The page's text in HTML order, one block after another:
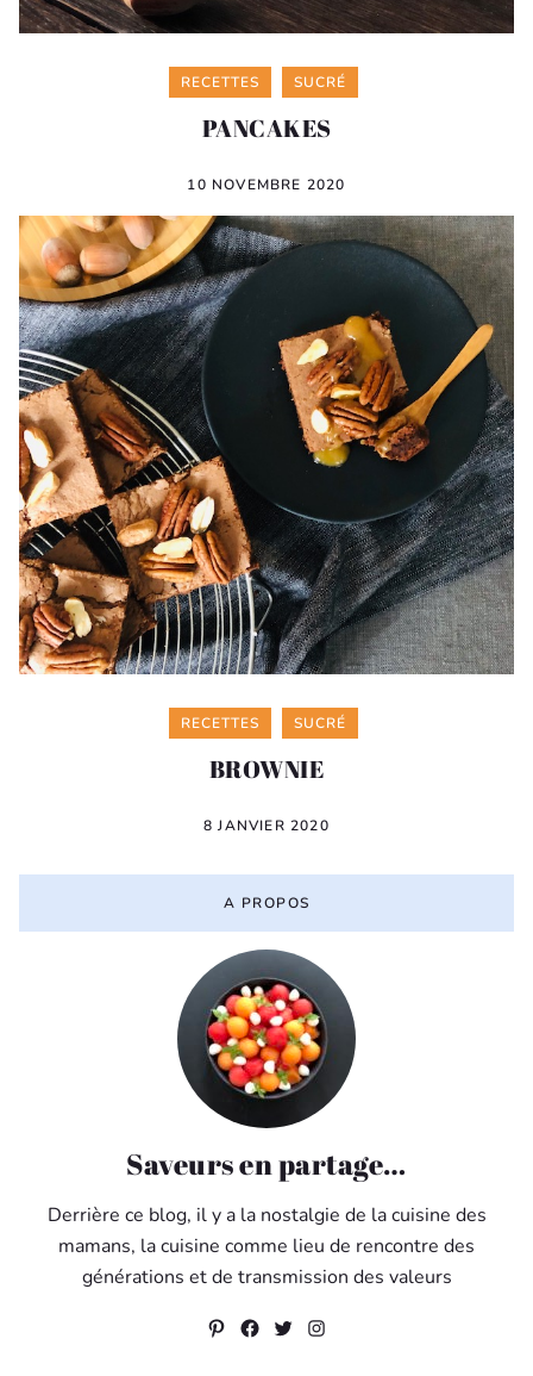
Categories
RECETTES SUCRÉ
PANCAKES
10 NOVEMBRE 2020
Categories
RECETTES SUCRÉ
BROWNIE
8 JANVIER 2020
A PROPOS
Saveurs en partage…
Derrière ce blog, il y a la nostalgie de la cuisine des
mamans, la cuisine comme lieu de rencontre des
générations et de transmission des valeurs
Pinterest
Facebook
Twitter
Instagram